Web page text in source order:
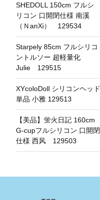
SHEDOLL 150cm フルシ
リコン 口開閉仕様 南溪
（ＮanXi） 129534
Starpely 85cm フルシリコ
ントルソー 超軽量化
Julie 129515
XYcoloDoll シリコンヘッド
単品 小雅 129513
【美品】蛍火日記 160cm
G-cupフルシリコン 口開閉
仕様 西风 129503